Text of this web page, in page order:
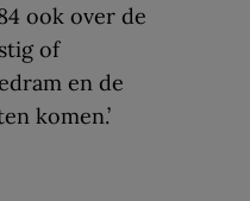
ook over de
of
en de
komen.’